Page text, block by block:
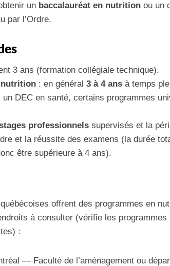
un baccalauréat en nutrition ou un
par l’Ordre.
3 ans (formation collégiale technique).
nutrition : en général 3 à 4 ans à temps
DEC en santé, certains programmes
professionnels supervisés et la
et la réussite des examens (la durée
être supérieure à 4 ans).
offrent des programmes en
à consulter (vérifie les programmes
:
— Faculté de l’aménagement ou